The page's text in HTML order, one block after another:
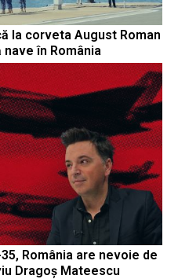
la corveta August Roman
în România
România are nevoie de
Dragoș Mateescu